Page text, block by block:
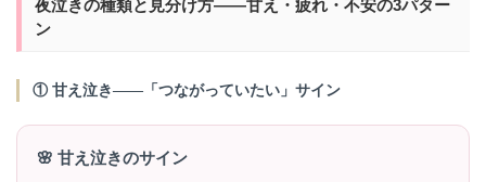
夜泣きの種類と見分け方——甘え・疲れ・不安の3パター
ン
① 甘え泣き——「つながっていたい」サイン
🌸 甘え泣きのサイン